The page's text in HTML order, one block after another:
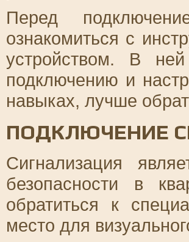
Перед
ознакомиться с
устройством. В
подключению и
навыках, лучше
ПОДКЛЮЧЕНИЕ
Сигнализация
безопасности в
обратиться к
место для